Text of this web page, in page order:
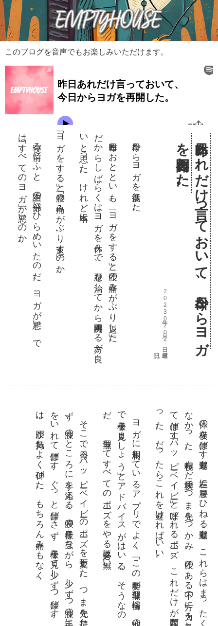
このブログを音声でもお楽しみいただけます。
昨日あ
れ
だ
け言
っ
て
お
い
て
、今日
か
ら
ヨ
ガ
を再開
し
た
。
2023年02月02日 木曜日
今日からヨガを復活した。
昨日も
お
と
と
い
も
。「
ヨ
ガ
を
す
る」
と「腰
の痛
み
が
ぶ
り返
し」
た
。
だか
ら
し
ば
ら
く
は
ヨ
ガ
を休
ん
で
、腰
を治
し
て
か
ら再開
す
る方
が良
いと思
っ
た
。
け
れ
ど本当
に
「ヨガをする」と「腰の痛みがぶり返す」のか。
寝る前
に
ふ
と
、主語
の部分
に
ひ
ら
め
い
た
の
だ
。
ヨ
ガ
が悪
い
。
で
は「す
べ
て
の
ヨ
ガ」
が悪
い
の
か
。
体の横
を伸
ば
す運動
も
、左右
に腰
を
ひ
ね
る運動
も
。
こ
れ
ら
は
ま
っ
た
く問題
なか
っ
た
。寝転
ん
だ状態
で
つ
ま先
を
つ
か
み
、腰
の
あ
る下
の方
に力
を入
れ
て伸ば
す「
ハ
ッ
ピー
ベ
イ
ビー」
と呼
ば
れ
る
ポー
ズ
。
こ
れ
だ
け
が問題
だ
った
。
だ
っ
た
ら
こ
れ
を避
け
れ
ば
い
い
。
ヨ
ガ
に利用
し
て
い
る
ア
プ
リ
で
よ
く
、「
こ
の姿勢
が無理
な場合
は
、他
の姿勢
で様子を見
ま
し
ょ
う」
と
ア
ド
バ
イ
ス
が
は
い
る
。
そ
う
な
の
だ。
無理
し
て
す
べ
て
の
ポー
ズ
を
や
る必要
は無
い
。
そ
こ
で今日
、
ハ
ッ
ピー
ベ
イ
ビー
の
ポー
ズ
を変更
し
た
。
つ
ま先
を持
た
ず、膝
の
と
こ
ろ
に手
を添
え
る
。腰
の様子
を見
な
が
ら
、少
し
ず
つ膝
の手
に力
をい
れ
て伸
ば
す
。
ぐ
っ
と伸
ば
さ
ず
、様子
を見
て少
し
ず
つ伸
ば
す
。今日
は、腰
が気持
ち
よ
く伸
び
た
。
も
ち
ろ
ん痛
み
も
な
く
。